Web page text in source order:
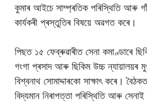
কুমাৰ আইচে সাম্প্ৰতিক পৰিস্থিতি আৰু
কাৰ্যকৰী প্ৰস্তুতিৰ বিষয়ে অৱগত কৰে।
পিছত ১৫ ফেব্ৰুৱাৰীত সেনা কমাণ্ডাৰে
গংগা প্ৰসাদ আৰু ছিকিম উচ্চ ন্যায়ালয়ৰ
বিশ্বনাথ সোমাদ্দাৰকো সাক্ষাৎ কৰে।
বিদ্যমান নিৰাপত্তা পৰিস্থিতি আৰু